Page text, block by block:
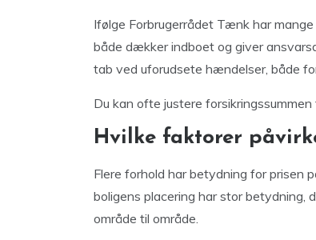
Ifølge Forbrugerrådet Tænk har
både dækker indboet og giver
tab ved uforudsete hændelser, både
Du kan ofte justere
Hvilke faktorer
Flere forhold har betydning for prisen
boligens placering har stor betydning,
område til område.